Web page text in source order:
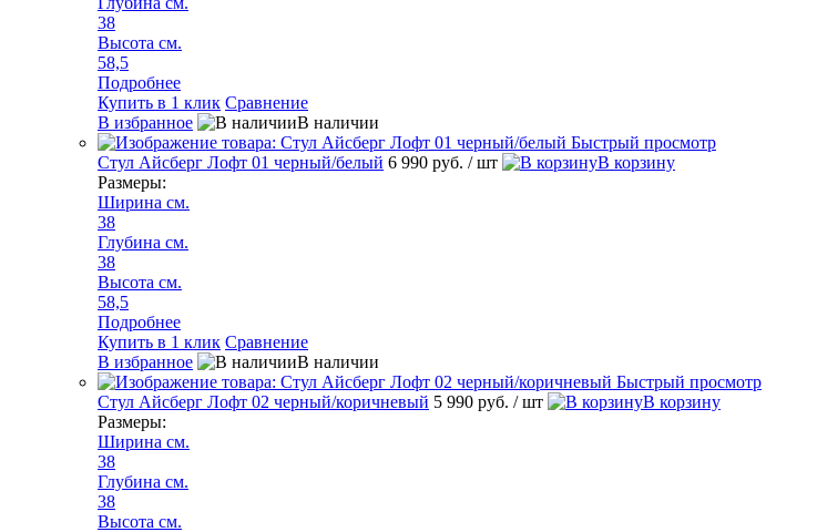
38
Высота см.
58,5
Подробнее
Купить в 1 клик Сравнение
В избранное
В наличии
Быстрый просмотр
Стул Айсберг Лофт 01 черный/белый 6 990 руб. / шт
В корзину
Размеры:
Ширина см.
38
Глубина см.
38
Высота см.
58,5
Подробнее
Купить в 1 клик Сравнение
В избранное
В наличии
Быстрый просмотр
Стул Айсберг Лофт 02 черный/коричневый 5 990 руб. / шт
В корзину
Размеры:
Ширина см.
38
Глубина см.
38
Высота см.